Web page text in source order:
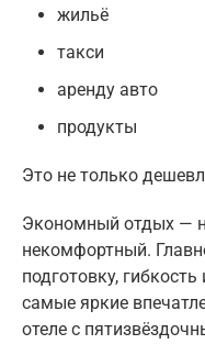
жильё
такси
аренду авто
продукты
Это не только
Экономный отдых —
некомфортный.
подготовку,
самые яркие
отеле с